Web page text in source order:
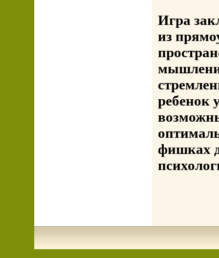
Игра
из
ребенок
фишках